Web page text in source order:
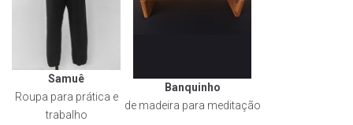
Samuê
Roupa para prática e
trabalho
Banquinho
de madeira para meditação